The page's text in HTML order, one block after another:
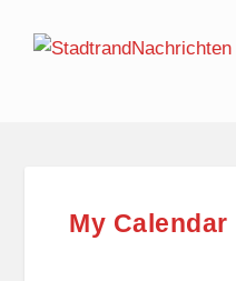
My Calendar